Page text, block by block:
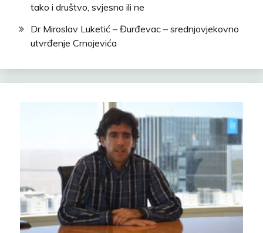
tako i društvo, svjesno ili ne
Dr Miroslav Luketić – Đurđevac – srednjovjekovno
utvrđenje Crnojevića